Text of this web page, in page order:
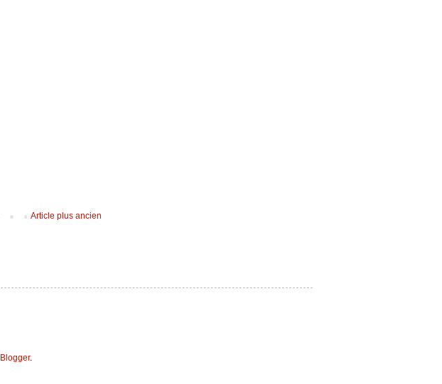
Article plus ancien
Blogger.